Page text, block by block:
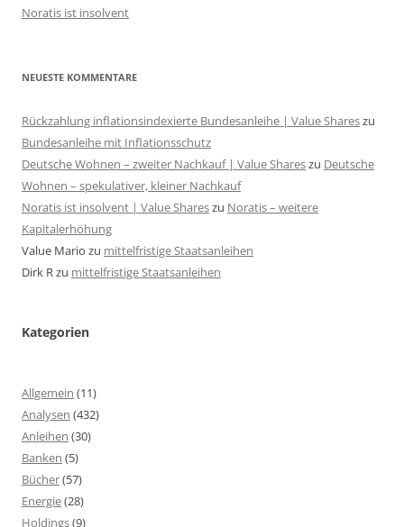
Noratis ist insolvent
NEUESTE KOMMENTARE
Rückzahlung inflationsindexierte Bundesanleihe | Value Shareszu
Bundesanleihe mit Inflationsschutz
Deutsche Wohnen – zweiter Nachkauf | Value Shareszu Deutsche
Wohnen – spekulativer, kleiner Nachkauf
Noratis ist insolvent | Value Shareszu Noratis – weitere
Kapitalerhöhung
Value Mario zu mittelfristige Staatsanleihen
Dirk Rzu mittelfristige Staatsanleihen
Kategorien
Allgemein (11)
Analysen (432)
Anleihen (30)
Banken (5)
Bücher(57)
Energie(28)
Holdings(9)